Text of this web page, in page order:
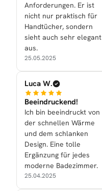
Anforderungen. Er ist
nicht nur praktisch für
Handtücher, sondern
sieht auch sehr elegant
aus.
25.05.2025
Luca W.
Beeindruckend!
Ich bin beeindruckt von
der schnellen Wärme
und dem schlanken
Design. Eine tolle
Ergänzung für jedes
moderne Badezimmer.
25.04.2025